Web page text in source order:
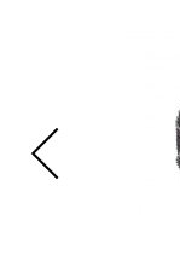
Previous